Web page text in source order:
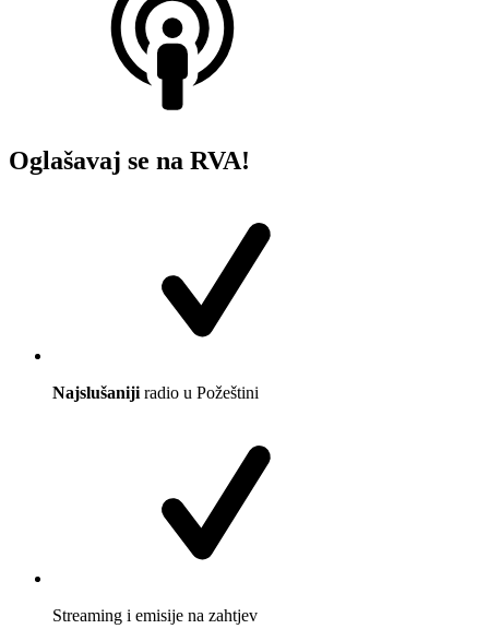
Oglašavaj se na RVA!
Najslušaniji radio u Požeštini
Streaming i emisije na zahtjev